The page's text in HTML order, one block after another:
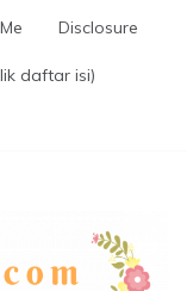
Disclosure
daftar isi)